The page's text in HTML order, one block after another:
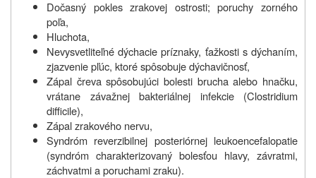
Dočasný pokles zrakovej ostrosti; poruchy zorného
poľa,
Hluchota,
Nevysvetliteľné dýchacie príznaky, ťažkosti s dýchaním,
zjazvenie pľúc, ktoré spôsobuje dýchavičnosť,
Zápal čreva spôsobujúci bolesti brucha alebo hnačku,
vrátane závažnej bakteriálnej infekcie (Clostridium
difficile),
Zápal zrakového nervu,
Syndróm reverzibilnej posteriórnej leukoencefalopatie
(syndróm charakterizovaný bolesťou hlavy, závratmi,
záchvatmi a poruchami zraku).